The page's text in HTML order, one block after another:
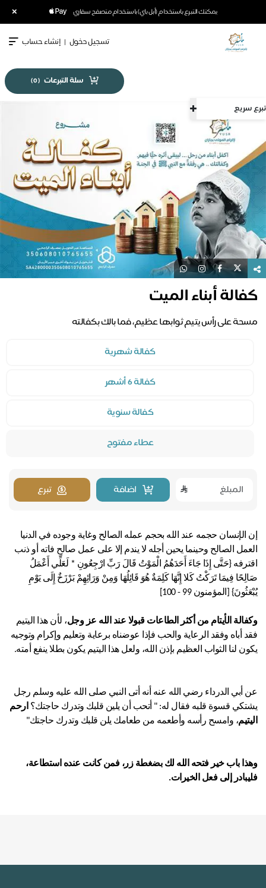
يمكنك التبرع باستخدام (أبل باي) باستخدام متصفح سفاري ×
تبرع سريع
تسجيل دخول | إنشاء حساب
سلة التبرعات (
0
)
كفالة أبناء الميت
مسحة على رأس يتيم ثوابها عظيم، فما بالك بكفالته
كفالة شهرية
كفالة 6 أشهر
كفالة سنوية
عطاء مفتوح
اضافة تبرع
إن الإنسان حجمه عند الله بحجم عمله الصالح وغاية وجوده في الدنيا
العمل الصالح وحينما يحين أجله لا يندم إلا على عمل صالح فاته أو ذنب
اقترفه {حَتَّى إِذَا جَاءَ أَحَدَهُمُ الْمَوْتُ قَالَ رَبِّ ارْجِعُونِ * لَعَلِّي أَعْمَلُ
صَالِحًا فِيمَا تَرَكْتُ كَلا إِنَّهَا كَلِمَةٌ هُوَ قَائِلُهَا وَمِنْ وَرَائِهِمْ بَرْزَخٌ إِلَى يَوْمِ
يُبْعَثُونَ} [المؤمنون 99 - 100]
وكفالة الأيتام من أكثر الطاعات قبولا عند الله عز وجل، لأن هذا اليتيم
فقد أباه وفقد الرعاية والحب فإذا عوضناه برعاية وتعليم وإكرام وتوجيه
يكون لنا الثواب العظيم بإذن الله، ولعل هذا اليتيم يكون بطلا ينفع أمته.
عن أبي الدرداء رضي الله عنه أنه أتى النبي صلى الله عليه وسلم رجل
يشتكي قسوة قلبه فقال له: " أتحب أن يلين قلبك وتدرك حاجتك؟ارحم
اليتيم، وامسح رأسه وأطعمه من طعامك يلن قلبك وتدرك حاجتك"
وهذا باب خير فتحه الله لك بضغطة زر، فمن كانت عنده استطاعة،
فليبادر إلى فعل الخيرات.